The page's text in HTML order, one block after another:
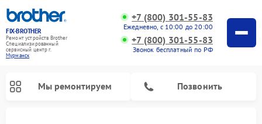
FIX-BROTHER
Ремонт устройств Brother
Специализированный
cервисный центр г.
Мурманск
+7 (800) 301-55-83
Ежедневно, с 10:00 до 20:00
+7 (800) 301-55-83
Звонок бесплатный по РФ
Мы ремонтируем Позвонить